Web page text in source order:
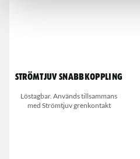
Strömtjuv snabbkoppling
Löstagbar. Används tillsammans
med Strömtjuv grenkontakt